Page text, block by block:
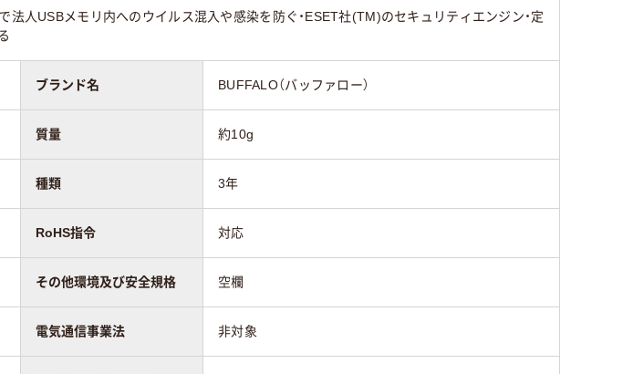
人USBメモリ内へのウイルス混入や感染を防ぐ・ESET社(TM)のセキュリティエンジン・定
ブランド名 BUFFALO（バッファロー）
質量 約10g
種類 3年
RoHS指令 対応
その他環境及び安全規格 空欄
電気通信事業法 非対象